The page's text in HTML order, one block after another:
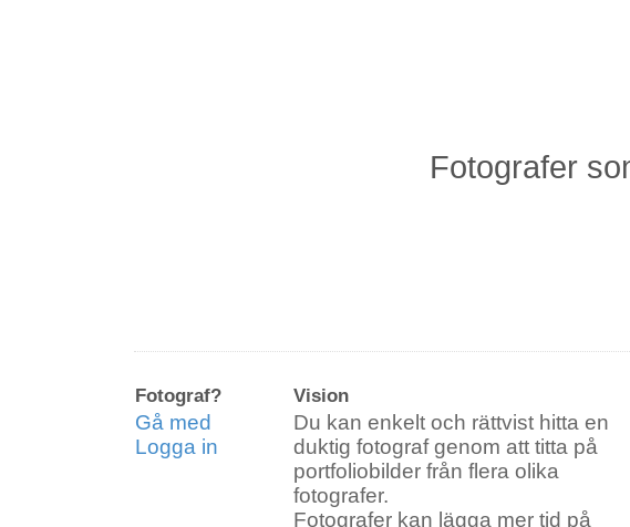
Fotografer
Reklam
Fotograf?
Gå med
Logga in
Vision
Du kan enkelt och rättvist hitta en
duktig fotograf genom att titta på
portfoliobilder från flera olika
fotografer.
Fotografer kan lägga mer tid på